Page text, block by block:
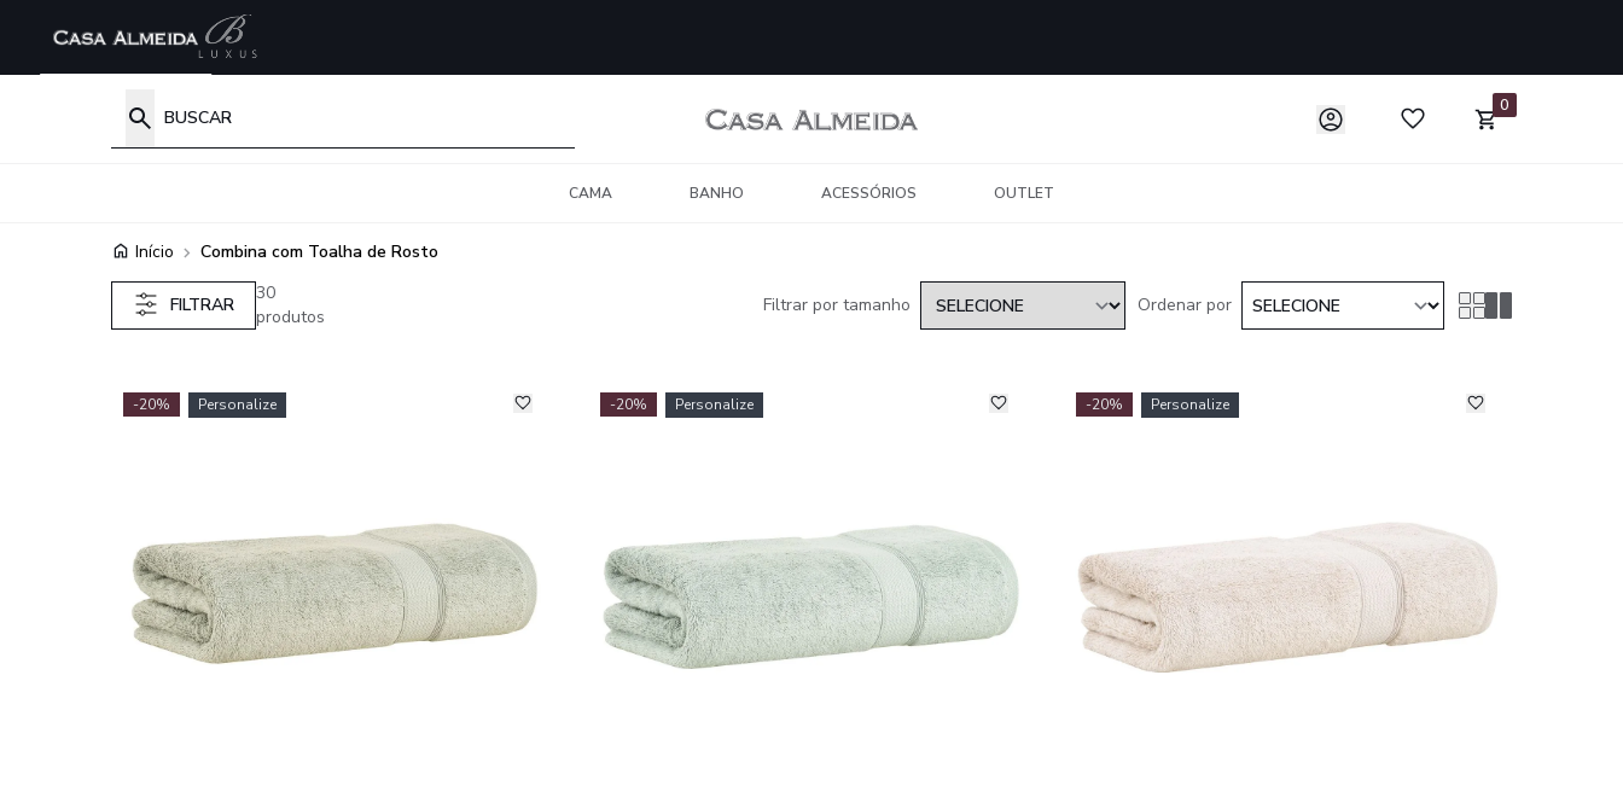
0
CAMA BANHO ACESSÓRIOS OUTLET
Início Combina com Toalha de Rosto
FILTRAR
30
produtos
Filtrar por tamanho Ordenar por
Personalize
-20% Personalize
-20% Personalize
-20%